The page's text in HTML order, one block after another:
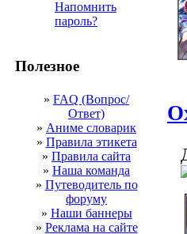
Напомнить
пароль?
Полезное
» FAQ (Вопрос/
Ответ)
» Аниме словарик
» Правила этикета
» Правила сайта
» Наша команда
» Путеводитель по
форуму
» Наши баннеры
» Реклама на сайте